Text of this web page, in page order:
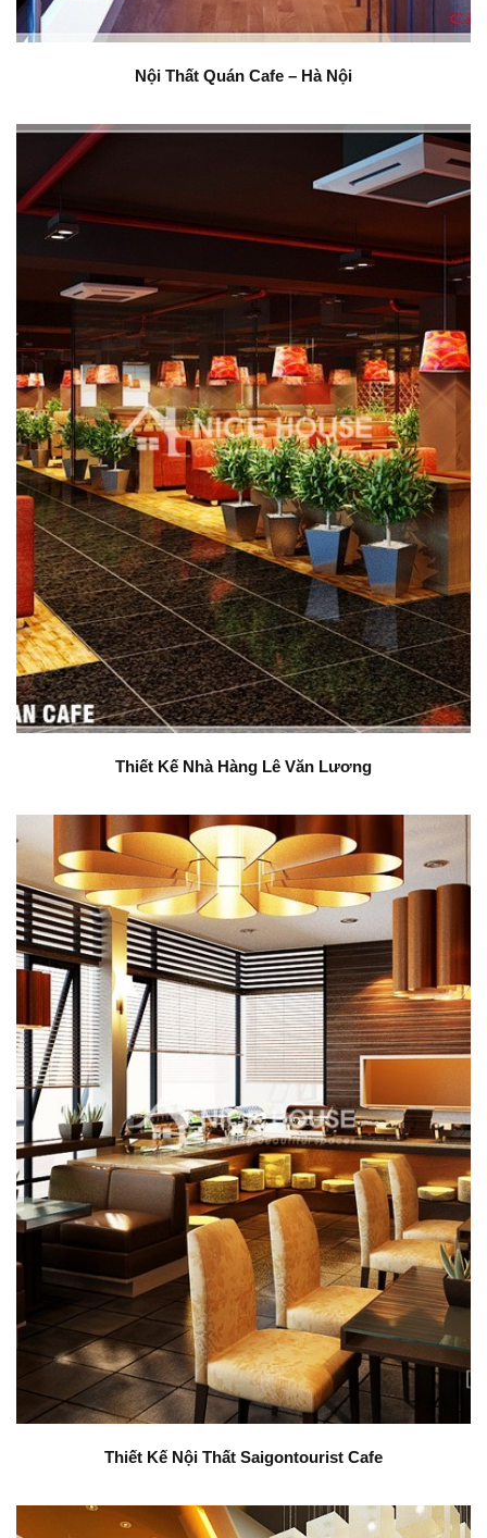
Nội Thất Quán Cafe – Hà Nội
Thiết Kế Nhà Hàng Lê Văn Lương
Thiết Kế Nội Thất Saigontourist Cafe